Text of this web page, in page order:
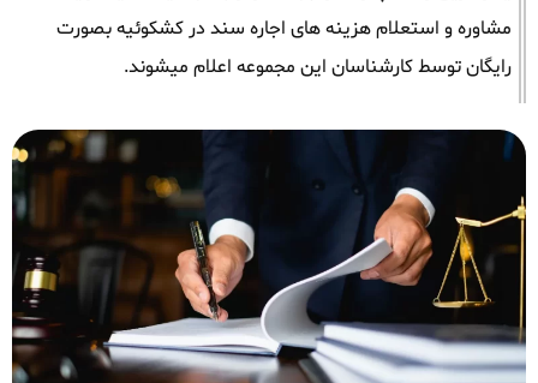
مشاوره و استعلام هزینه های اجاره سند در کشکوئیه بصورت
رایگان توسط کارشناسان این مجموعه اعلام میشوند.